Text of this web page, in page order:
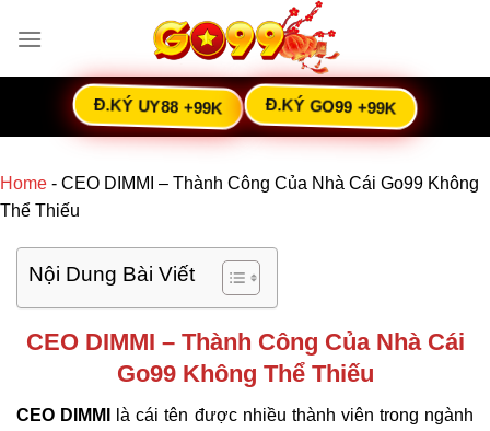
Đ.KÝ UY88 +99K Đ.KÝ GO99 +99K
Home - CEO DIMMI – Thành Công Của Nhà Cái Go99 Không
Thể Thiếu
Nội Dung Bài Viết
CEO DIMMI – Thành Công Của Nhà Cái
Go99 Không Thể Thiếu
CEO DIMMI
là cái tên được nhiều thành viên trong ngành